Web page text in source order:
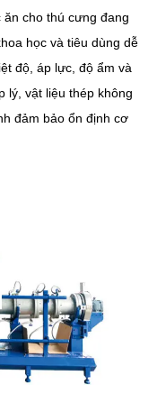
cho thú cưng đang
học và tiêu dùng dễ
độ, áp lực, độ ẩm và
lý, vật liệu thép không
đảm bảo ổn định cơ